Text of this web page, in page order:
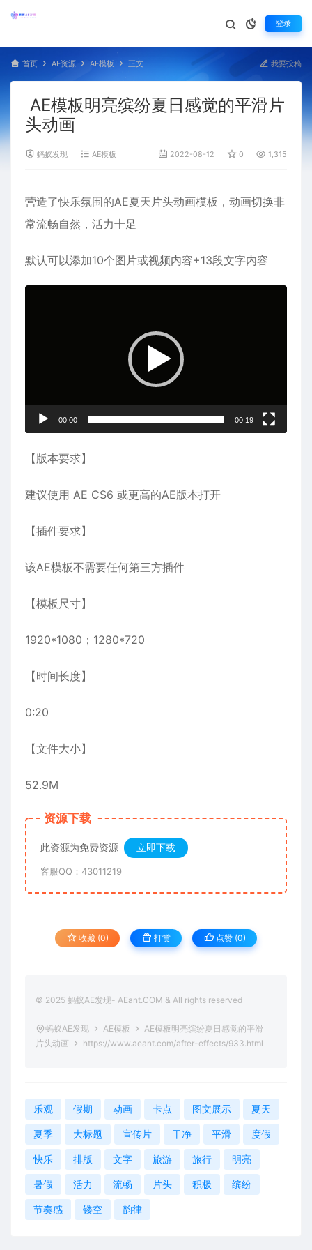
登录
首页 AE资源 AE模板 正文 我要投稿
AE模板明亮缤纷夏日感觉的平滑片
头动画
蚂蚁发现 AE模板 2022-08-12 0 1,315
营造了快乐氛围的AE夏天片头动画模板，动画切换非
常流畅自然， 活力十足
默认可以添加10个图片或视频内容+13段文字内容
00:00 00:19
【版本要求】
建议使用 AE CS6 或更高的AE版本打开
【插件要求】
该AE模板不需要任何第三方插件
【模板尺寸】
1920*1080；1280*720
【时间长度】
0:20
【文件大小】
52.9M
资源下载
此资源为免费资源 立即下载
客服QQ：43011219
收藏 (0) 打赏 点赞 (0)
© 2025 蚂蚁AE发现- AEant.COM & All rights reserved
蚂蚁AE发现 AE模板
AE模板明亮缤纷夏日感觉的平滑
片头动画
https://www.aeant.com/after-effects/933.html
乐观 假期 动画 卡点 图文展示 夏天
夏季 大标题 宣传片 干净 平滑 度假
快乐 排版 文字 旅游 旅行 明亮
暑假 活力 流畅 片头 积极 缤纷
节奏感 镂空 韵律